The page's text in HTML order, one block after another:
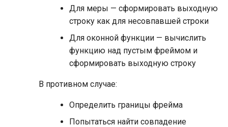
Для меры — сформировать выходную
строку как для несовпавшей строки
Для оконной функции — вычислить
функцию над пустым фреймом и
сформировать выходную строку
В противном случае:
Определить границы фрейма
Попытаться найти совпадение